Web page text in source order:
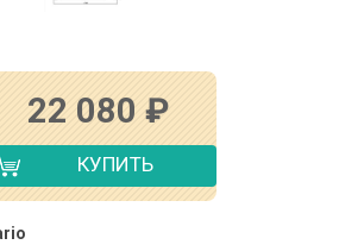
22 080 ₽
КУПИТЬ